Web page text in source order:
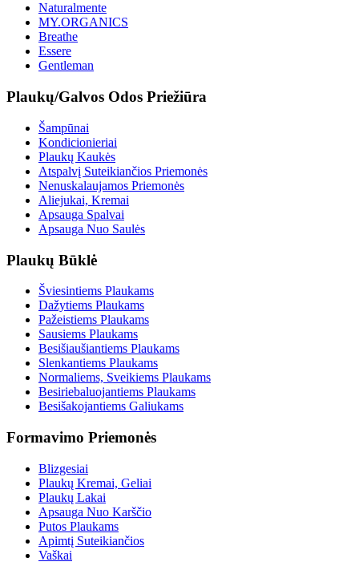
Naturalmente
MY.ORGANICS
Breathe
Essere
Gentleman
Plaukų/Galvos Odos Priežiūra
Šampūnai
Kondicionieriai
Plaukų Kaukės
Atspalvį Suteikiančios Priemonės
Nenuskalaujamos Priemonės
Aliejukai, Kremai
Apsauga Spalvai
Apsauga Nuo Saulės
Plaukų Būklė
Šviesintiems Plaukams
Dažytiems Plaukams
Pažeistiems Plaukams
Sausiems Plaukams
Besišiaušiantiems Plaukams
Slenkantiems Plaukams
Normaliems, Sveikiems Plaukams
Besiriebaluojantiems Plaukams
Besišakojantiems Galiukams
Formavimo Priemonės
Blizgesiai
Plaukų Kremai, Geliai
Plaukų Lakai
Apsauga Nuo Karščio
Putos Plaukams
Apimtį Suteikiančios
Vaškai